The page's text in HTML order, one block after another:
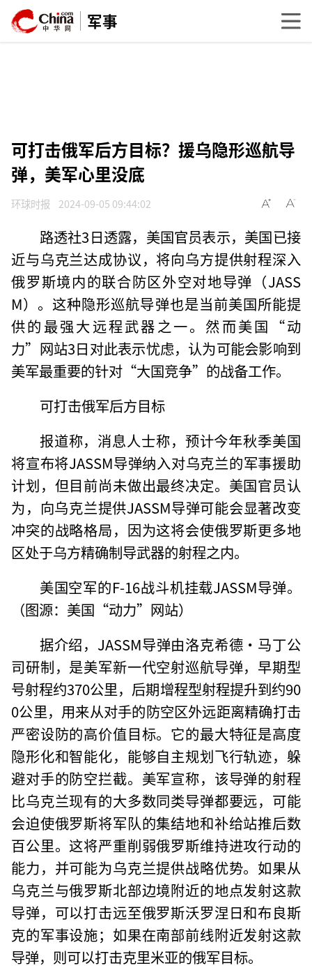
军事
可打击俄军后方目标？援乌隐形巡航导
弹，美军心里没底
环球时报 2024-09-05 09:44:02
路透社3日透露，美国官员表示，美国已接
近与乌克兰达成协议，将向乌方提供射程深入
俄罗斯境内的联合防区外空对地导弹（JASS
M）。这种隐形巡航导弹也是当前美国所能提
供的最强大远程武器之一。然而美国“动
力”网站3日对此表示忧虑，认为可能会影响到
美军最重要的针对“大国竞争”的战备工作。
可打击俄军后方目标
报道称，消息人士称，预计今年秋季美国
将宣布将JASSM导弹纳入对乌克兰的军事援助
计划，但目前尚未做出最终决定。美国官员认
为，向乌克兰提供JASSM导弹可能会显著改变
冲突的战略格局，因为这将会使俄罗斯更多地
区处于乌方精确制导武器的射程之内。
美国空军的F-16战斗机挂载JASSM导弹。
（图源：美国“动力”网站）
据介绍，JASSM导弹由洛克希德·马丁公
司研制，是美军新一代空射巡航导弹，早期型
号射程约370公里，后期增程型射程提升到约90
0公里，用来从对手的防空区外远距离精确打击
严密设防的高价值目标。它的最大特征是高度
隐形化和智能化，能够自主规划飞行轨迹，躲
避对手的防空拦截。美军宣称，该导弹的射程
比乌克兰现有的大多数同类导弹都要远，可能
会迫使俄罗斯将军队的集结地和补给站推后数
百公里。这将严重削弱俄罗斯维持进攻行动的
能力，并可能为乌克兰提供战略优势。如果从
乌克兰与俄罗斯北部边境附近的地点发射这款
导弹，可以打击远至俄罗斯沃罗涅日和布良斯
克的军事设施；如果在南部前线附近发射这款
导弹，则可以打击克里米亚的俄军目标。